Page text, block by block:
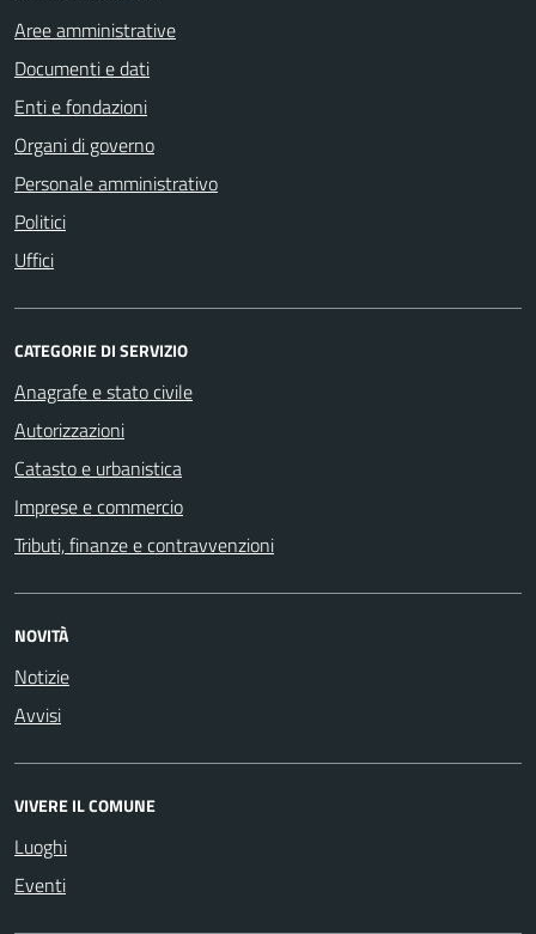
Aree amministrative
Documenti e dati
Enti e fondazioni
Organi di governo
Personale amministrativo
Politici
Uffici
CATEGORIE DI SERVIZIO
Anagrafe e stato civile
Autorizzazioni
Catasto e urbanistica
Imprese e commercio
Tributi, finanze e contravvenzioni
NOVITÀ
Notizie
Avvisi
VIVERE IL COMUNE
Luoghi
Eventi